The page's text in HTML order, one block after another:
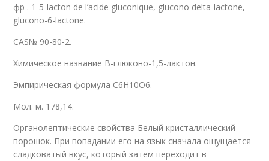
фр . 1-5-lacton de l’acide gluconique, glucono delta-lactone,
glucono-6-lactone.
CAS№ 90-80-2.
Химическое название В-глюконо-1,5-лактон.
Эмпирическая формула C6H10O6.
Мол. м. 178,14.
Органолептические свойства Белый кристаллический
порошок. При попадании его на язык сначала ощущается
сладковатый вкус, который затем переходит в